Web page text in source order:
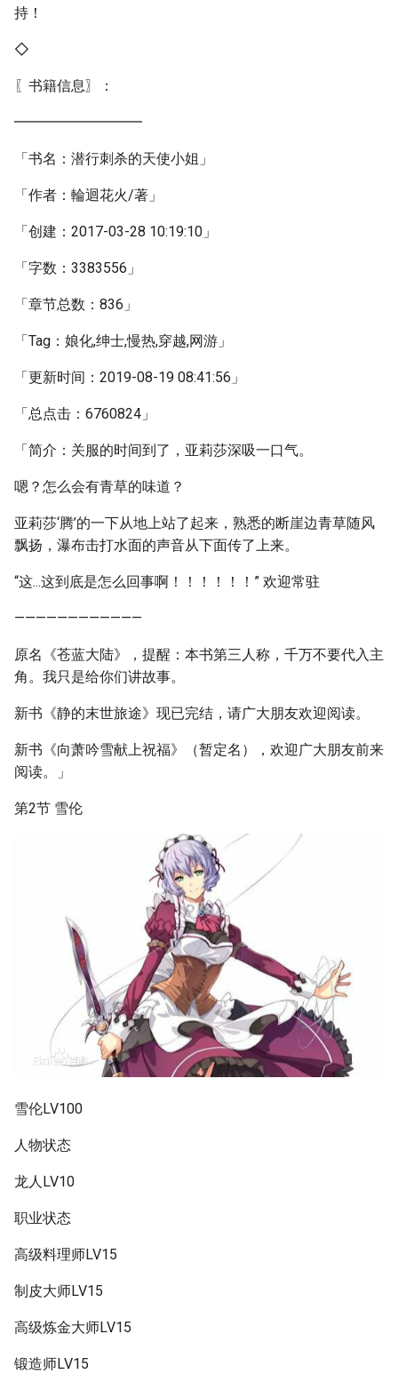
持！
◇
〖书籍信息〗：
━━━━━━━━━
「书名：潜行刺杀的天使小姐」
「作者：輪迴花火/著」
「创建：2017-03-28 10:19:10」
「字数：3383556」
「章节总数：836」
「Tag：娘化,绅士,慢热,穿越,网游」
「更新时间：2019-08-19 08:41:56」
「总点击：6760824」
「简介：关服的时间到了，亚莉莎深吸一口气。
嗯？怎么会有青草的味道？
亚莉莎‘腾’的一下从地上站了起来，熟悉的断崖边青草随风
飘扬，瀑布击打水面的声音从下面传了上来。
“这...这到底是怎么回事啊！！！！！！” 欢迎常驻
————————————
原名《苍蓝大陆》，提醒：本书第三人称，千万不要代入主
角。我只是给你们讲故事。
新书《静的末世旅途》现已完结，请广大朋友欢迎阅读。
新书《向萧吟雪献上祝福》（暂定名），欢迎广大朋友前来
阅读。」
第2节 雪伦
雪伦LV100
人物状态
龙人LV10
职业状态
高级料理师LV15
制皮大师LV15
高级炼金大师LV15
锻造师LV15